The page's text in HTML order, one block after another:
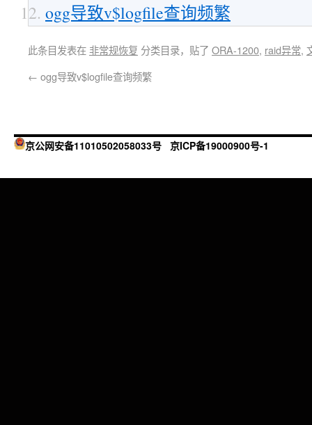
ogg导致v$logfile查询频繁
此条目发表在非常规恢复 分类目录，贴了 ORA-1200, raid异常,
← ogg导致v$logfile查询频繁
京公网安备11010502058033号 京ICP备19000900号-1